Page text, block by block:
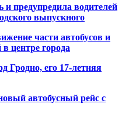
предупредила водителей
выпускного
части автобусов и
в центре города
Гродно, его 17-летняя
автобусный рейс с